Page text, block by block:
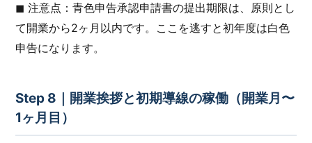
◼︎ 注意点：青色申告承認申請書の提出期限は、原則とし
て開業から2ヶ月以内です。ここを逃すと初年度は白色
申告になります。
Step 8｜開業挨拶と初期導線の稼働（開業月〜
1ヶ月目）